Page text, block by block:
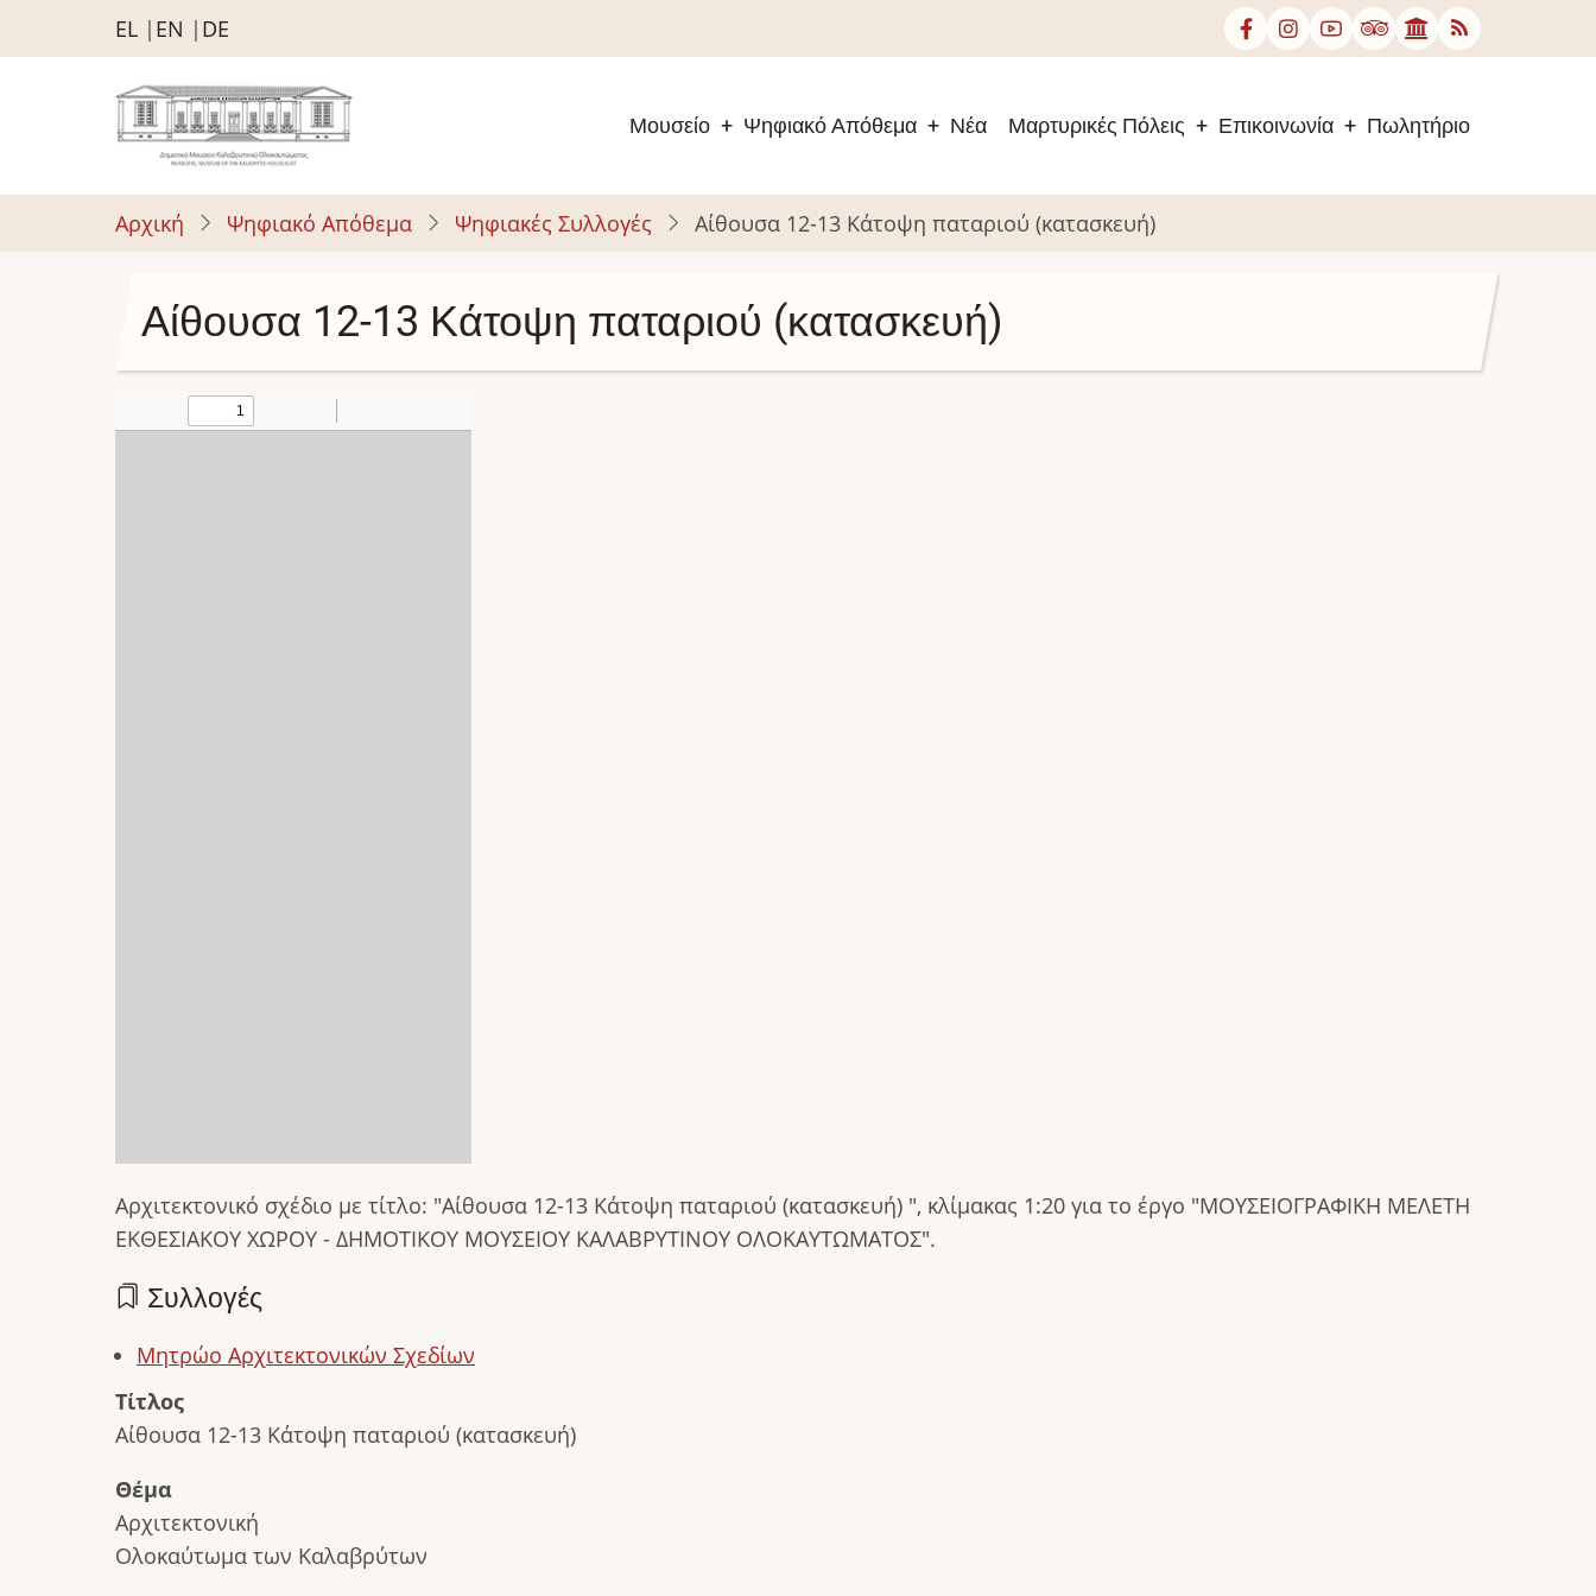
Παράκαμψη
προς
περιεχόμενο
EL EN DE
Μουσείο Ψηφιακό Απόθεμα Νέα Μαρτυρικές Πόλεις Επικοινωνία Πωλητήριο
Αρχική Ψηφιακό Απόθεμα Ψηφιακές Συλλογές Αίθουσα 12-13 Κάτοψη παταριού (κατασκευή)
Αίθουσα 12-13 Κάτοψη παταριού (κατασκευή)
Αρχιτεκτονικό σχέδιο με τίτλο: "Αίθουσα 12-13 Κάτοψη παταριού (κατασκευή) ", κλίμακας 1:20 για το έργο "ΜΟΥΣΕΙΟΓΡΑΦΙΚΗ ΜΕΛΕΤΗ
ΕΚΘΕΣΙΑΚΟΥ ΧΩΡΟΥ - ΔΗΜΟΤΙΚΟΥ ΜΟΥΣΕΙΟΥ ΚΑΛΑΒΡΥΤΙΝΟΥ ΟΛΟΚΑΥΤΩΜΑΤΟΣ".
Συλλογές
Μητρώο Αρχιτεκτονικών Σχεδίων
Τίτλος
Αίθουσα 12-13 Κάτοψη παταριού (κατασκευή)
Θέμα
Αρχιτεκτονική
Ολοκαύτωμα των Καλαβρύτων